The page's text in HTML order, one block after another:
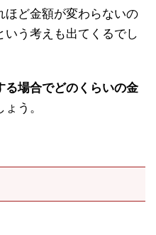
ほど金額が変わらないの
う考えも出てくるでし
る場合でどのくらいの金
う。